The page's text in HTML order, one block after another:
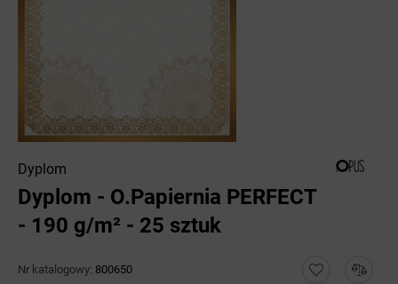
Dyplom
Dyplom - O.Papiernia PERFECT
- 190 g/m² - 25 sztuk
Nr katalogowy: 800650